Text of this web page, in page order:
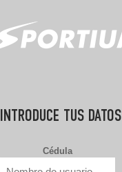
INTRODUCE TUS DATOS
Cédula